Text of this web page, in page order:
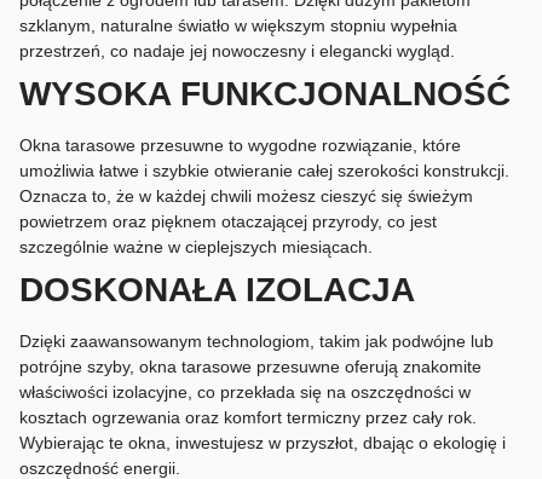
szklanym, naturalne światło w większym stopniu wypełnia
przestrzeń, co nadaje jej nowoczesny i elegancki wygląd.
WYSOKA FUNKCJONALNOŚĆ
Okna tarasowe przesuwne to wygodne rozwiązanie, które
umożliwia łatwe i szybkie otwieranie całej szerokości konstrukcji.
Oznacza to, że w każdej chwili możesz cieszyć się świeżym
powietrzem oraz pięknem otaczającej przyrody, co jest
szczególnie ważne w cieplejszych miesiącach.
DOSKONAŁA IZOLACJA
Dzięki zaawansowanym technologiom, takim jak podwójne lub
potrójne szyby, okna tarasowe przesuwne oferują znakomite
właściwości izolacyjne, co przekłada się na oszczędności w
kosztach ogrzewania oraz komfort termiczny przez cały rok.
Wybierając te okna, inwestujesz w przyszłot, dbając o ekologię i
oszczędność energii.